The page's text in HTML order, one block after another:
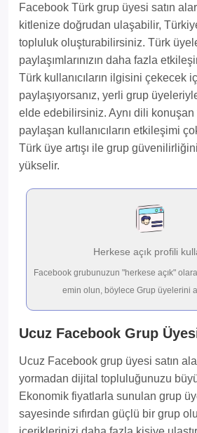
Facebook Türk grup üyesi satın
kitlenize doğrudan ulaşabilir,
topluluk oluşturabilirsiniz. Türk
paylaşımlarınızın daha fazla
Türk kullanıcıların ilgisini çekecek
paylaşıyorsanız, yerli grup
elde edebilirsiniz. Aynı dili konuşan
paylaşan kullanıcıların etkileşimi
Türk üye artışı ile grup
yükselir.
Herkese açık profili
Facebook grubunuzun "herkese açık"
emin olun, böylece Grup üyelerini
Ucuz Facebook Grup
Ucuz Facebook grup üyesi satın
yormadan dijital topluluğunuzu
Ekonomik fiyatlarla sunulan grup
sayesinde sıfırdan güçlü bir grup